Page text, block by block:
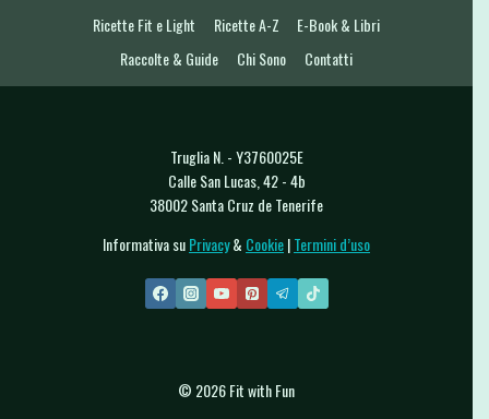
Ricette Fit e Light Ricette A-Z
E-Book & Libri
Raccolte & Guide
Chi Sono Contatti
Truglia N. - Y3760025E
Calle San Lucas, 42 - 4b
38002 Santa Cruz de Tenerife
Informativa suPrivacy& Cookie|Termini d’uso
© 2026 Fit with Fun